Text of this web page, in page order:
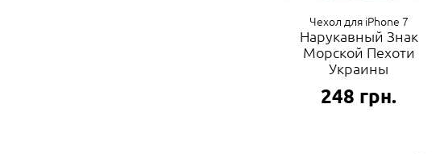
Чехол для iPhone 7
Нарукавный Знак
Морской Пехоти
Украины
248 грн.